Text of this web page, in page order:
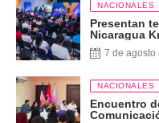
NACIONALES
Presentan
Nicaragua
Más Allá!
7 de agosto
NACIONALES
Encuentro